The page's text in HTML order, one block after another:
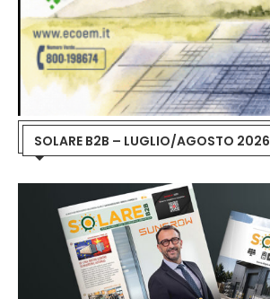
SOLARE B2B – LUGLIO/AGOSTO 2026